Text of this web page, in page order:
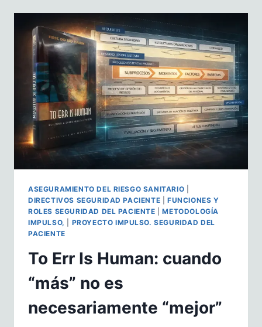
UNA
PRÁCTICA
CON
CASI
DOS
SIGLOS
DE
HISTORIA
ASEGURAMIENTO DEL RIESGO SANITARIO
DIRECTIVOS SEGURIDAD PACIENTE |FUNCIONES Y
ROLES SEGURIDAD DEL PACIENTE |METODOLOGÍA
IMPULSO,
PROYECTO IMPULSO. SEGURIDAD DEL
PACIENTE
To Err Is Human: cuando
“más” no es
necesariamente “mejor”